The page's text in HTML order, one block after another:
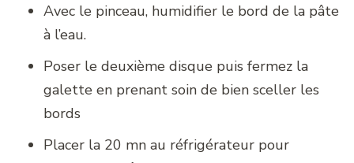
Avec le pinceau, humidifier le bord de la pâte
à l’eau.
Poser le deuxième disque puis fermez la
galette en prenant soin de bien sceller les
bords
Placer la 20 mn au réfrigérateur pour